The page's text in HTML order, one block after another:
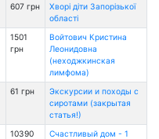
607 грн
Хворі діти Запорізької
області
1501
грн
Войтович Кристина
Леонидовна
(неходжкинская
лимфома)
61 грн
Экскурсии и походы с
сиротами (закрытая
статья!)
10390
Счастливый дом - 1